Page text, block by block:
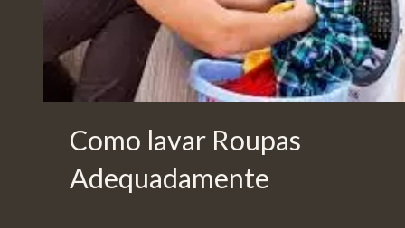
Como lavar Roupas
Adequadamente